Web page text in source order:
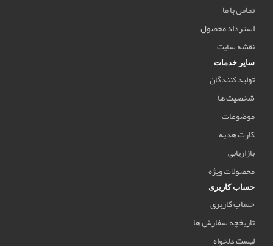
تماس با ما
استرداد محصول
نقشه سایت
سایر خدمات
تولید کنندگان
شخصیت ها
موضوعات
کارت هدیه
بازاریابی
محصولات ویژه
حساب کاربری
حساب کاربری
تاریخچه سفارش ها
لیست دلخواه